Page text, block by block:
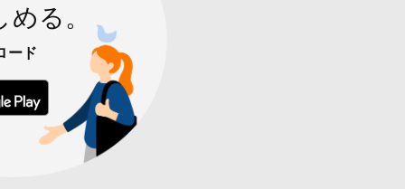
る。
ード
ウンロードGoogle Play で手に入れよう